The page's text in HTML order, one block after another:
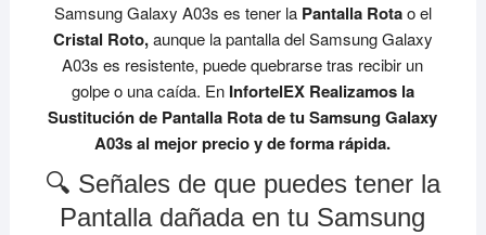
Samsung Galaxy A03s es tener la Pantalla Rotao el
Cristal Roto,aunque la pantalla del Samsung Galaxy
A03s es resistente, puede quebrarse tras recibir un
golpe o una caída. EnInfortelEX Realizamos la
Sustitución de Pantalla Rota de tu Samsung Galaxy
A03s al mejor precio y de forma rápida.
🔍 Señales de que puedes tener la
Pantalla dañada en tu Samsung